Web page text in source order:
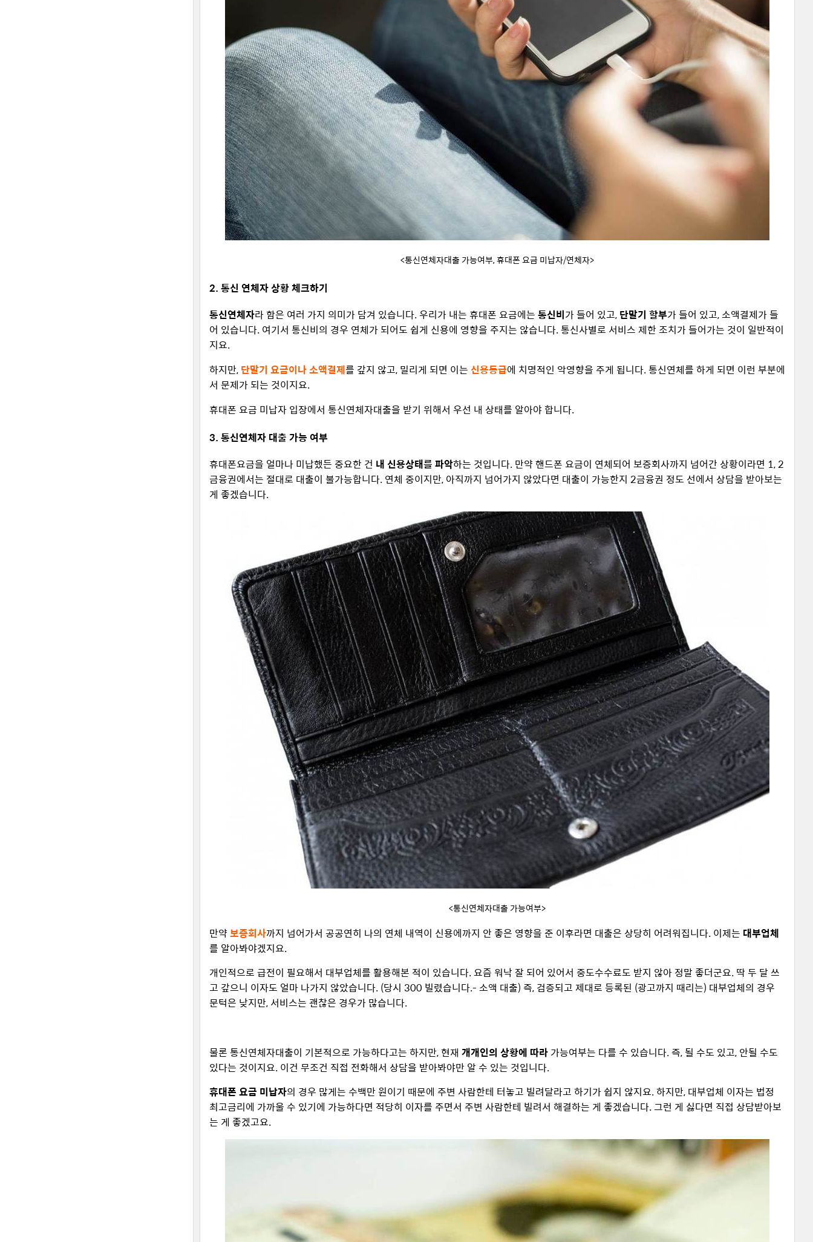
<통신연체자대출 가능여부, 휴대폰 요금 미납자/연체자>
2. 통신 연체자 상황 체크하기
통신연체자라 함은 여러 가지 의미가 담겨 있습니다. 우리가 내는 휴대폰 요금에는 통신비가 들어 있고, 단말기 할부가 들어 있고, 소액결제가 들
어 있습니다. 여기서 통신비의 경우 연체가 되어도 쉽게 신용에 영향을 주지는 않습니다. 통신사별로 서비스 제한 조치가 들어가는 것이 일반적이
지요.
하지만, 단말기 요금이나 소액결제를 갚지 않고, 밀리게 되면 이는 신용등급에 치명적인 악영향을 주게 됩니다. 통신연체를 하게 되면 이런 부분에
서 문제가 되는 것이지요.
휴대폰 요금 미납자 입장에서 통신연체자대출을 받기 위해서 우선 내 상태를 알아야 합니다.
3. 통신연체자 대출 가능 여부
휴대폰요금을 얼마나 미납했든 중요한 건 내 신용상태를 파악하는 것입니다. 만약 핸드폰 요금이 연체되어 보증회사까지 넘어간 상황이라면 1, 2
금융권에서는 절대로 대출이 불가능합니다. 연체 중이지만, 아직까지 넘어가지 않았다면 대출이 가능한지 2금융권 정도 선에서 상담을 받아보는
게 좋겠습니다.
<통신연체자대출 가능여부>
만약 보증회사까지 넘어가서 공공연히 나의 연체 내역이 신용에까지 안 좋은 영향을 준 이후라면 대출은 상당히 어려워집니다. 이제는 대부업체
를 알아봐야겠지요.
개인적으로 급전이 필요해서 대부업체를 활용해본 적이 있습니다. 요즘 워낙 잘 되어 있어서 중도수수료도 받지 않아 정말 좋더군요. 딱 두 달 쓰
고 갚으니 이자도 얼마 나가지 않았습니다. (당시 300 빌렸습니다.- 소액 대출) 즉, 검증되고 제대로 등록된 (광고까지 때리는) 대부업체의 경우
문턱은 낮지만, 서비스는 괜찮은 경우가 많습니다.
물론 통신연체자대출이 기본적으로 가능하다고는 하지만, 현재 개개인의 상황에 따라 가능여부는 다를 수 있습니다. 즉, 될 수도 있고, 안될 수도
있다는 것이지요. 이건 무조건 직접 전화해서 상담을 받아봐야만 알 수 있는 것입니다.
휴대폰 요금 미납자의 경우 많게는 수백만 원이기 때문에 주변 사람한테 터놓고 빌려달라고 하기가 쉽지 않지요. 하지만, 대부업체 이자는 법정
최고금리에 가까울 수 있기에 가능하다면 적당히 이자를 주면서 주변 사람한테 빌려서 해결하는 게 좋겠습니다. 그런 게 싫다면 직접 상담받아보
는 게 좋겠고요.